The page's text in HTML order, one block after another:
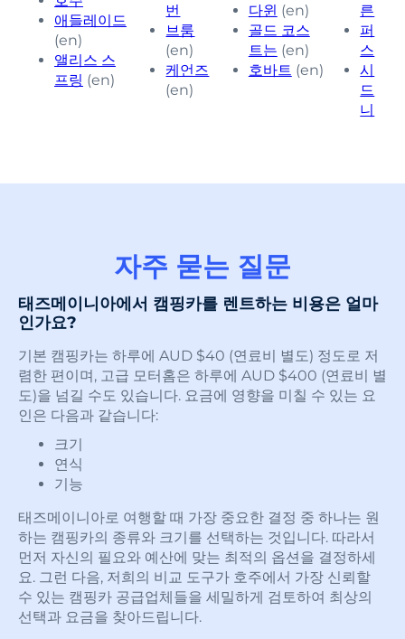
애들레이드
(en)
앨리스 스
프링 (en)
번
브룸
(en)
케언즈
(en)
다윈 (en)
골드 코스
트는 (en)
호바트 (en)
른
퍼
스
시
드
니
자주 묻는 질문
태즈메이니아에서 캠핑카를 렌트하는 비용은 얼마
인가요?
기본 캠핑카는 하루에 AUD $40 (연료비 별도) 정도로 저
렴한 편이며, 고급 모터홈은 하루에 AUD $400 (연료비 별
도)을 넘길 수도 있습니다. 요금에 영향을 미칠 수 있는 요
인은 다음과 같습니다:
크기
연식
기능
태즈메이니아로 여행할 때 가장 중요한 결정 중 하나는 원
하는 캠핑카의 종류와 크기를 선택하는 것입니다. 따라서
먼저 자신의 필요와 예산에 맞는 최적의 옵션을 결정하세
요. 그런 다음, 저희의 비교 도구가 호주에서 가장 신뢰할
수 있는 캠핑카 공급업체들을 세밀하게 검토하여 최상의
선택과 요금을 찾아드립니다.